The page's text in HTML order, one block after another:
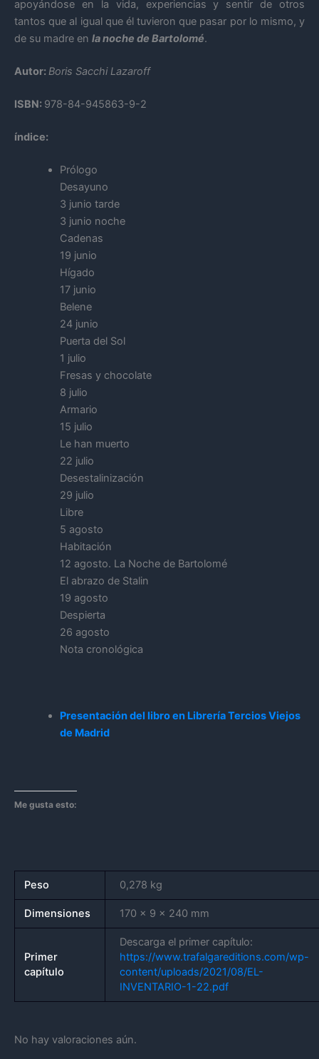
apoyándose en la vida, experiencias y sentir de otros
tantos que al igual que él tuvieron que pasar por lo mismo, y
de su madre en la noche de Bartolomé.
Autor:Boris Sacchi Lazaroff
ISBN: 978-84-945863-9-2
índice:
Prólogo
Desayuno
3 junio tarde
3 junio noche
Cadenas
19 junio
Hígado
17 junio
Belene
24 junio
Puerta del Sol
1 julio
Fresas y chocolate
8 julio
Armario
15 julio
Le han muerto
22 julio
Desestalinización
29 julio
Libre
5 agosto
Habitación
12 agosto. La Noche de Bartolomé
El abrazo de Stalin
19 agosto
Despierta
26 agosto
Nota cronológica
Presentación del libro en Librería Tercios Viejos
de Madrid
Me gusta esto:
Peso 0,278 kg
Dimensiones 170 × 9 × 240 mm
Primer
capítulo
Descarga el primer capítulo:
https://www.trafalgareditions.com/wp-
content/uploads/2021/08/EL-
INVENTARIO-1-22.pdf
No hay valoraciones aún.